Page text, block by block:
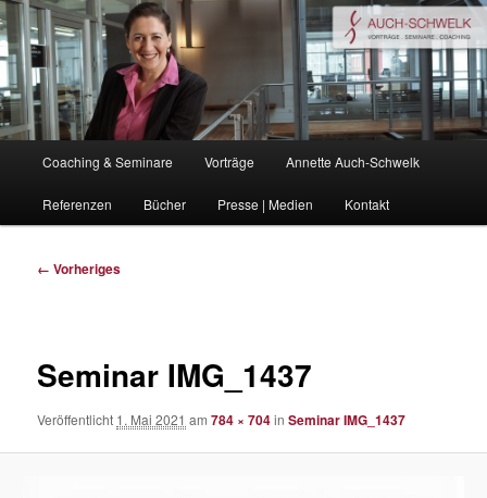
Zum
primären
Inhalt
springenauchschwelk.de
Coaching . Vorträge . Seminare
Coaching & Seminare Vorträge Annette Auch-Schwelk
Referenzen Bücher Presse | Medien Kontakt
Bilder-
← Vorheriges
Seminar IMG_1437
Veröffentlicht 1. Mai 2021 am784 × 704inSeminar IMG_1437